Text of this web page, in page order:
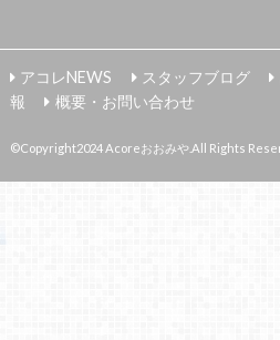
アコレNEWS スタッフブログ
報
概要・お問い合わせ
©Copyright2024 Acoreおおみや.All Rights